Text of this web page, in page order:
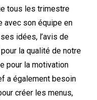
tous les trimestre
avec son équipe en
ses idées, l’avis de
la qualité de notre
pour la motivation
a également besoin
créer les menus,